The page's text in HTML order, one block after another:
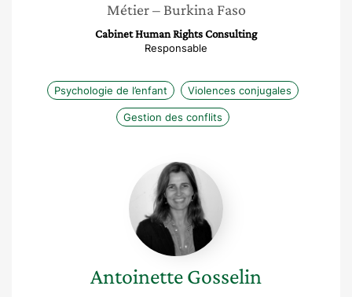
Métier – Burkina Faso
Cabinet Human Rights Consulting
Responsable
Psychologie de l’enfant Violences conjugales
Gestion des conflits
Antoinette
Gosselin
AntoinetteGosselin